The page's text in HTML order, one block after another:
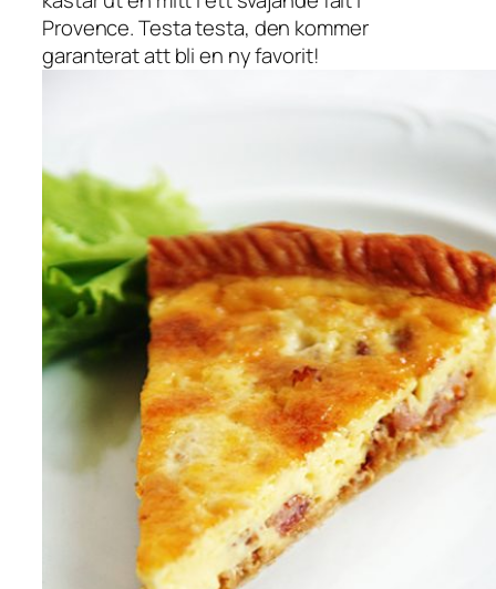
Provence. Testa testa, den kommer
garanterat att bli en ny favorit!